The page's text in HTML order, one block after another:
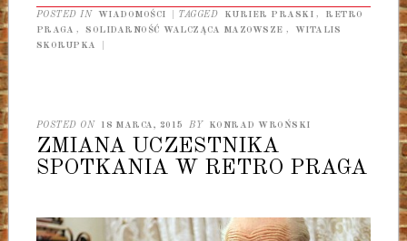
POSTED IN WIADOMOŚCI TAGGED KURIER PRASKI ,
RETRO
PRAGA , SOLIDARNOŚĆ WALCZĄCA MAZOWSZE ,
WITALIS
SKORUPKA
POSTED ON 18 MARCA, 2015 BY KONRAD WROŃSKI
ZMIANA UCZESTNIKA
SPOTKANIA W RETRO PRAGA